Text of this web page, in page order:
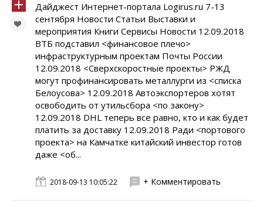
Дайджест Интернет-портала Logirus.ru 7-13
сентября Новости Статьи Выставки и
мероприятия Книги Сервисы Новости 12.09.2018
ВТБ подставил <финансовое плечо>
инфраструктурным проектам Почты России
12.09.2018 <Сверхскоростные проекты> РЖД
могут профинансировать металлурги из <списка
Белоусова> 12.09.2018 Автоэкспортеров хотят
освободить от утильсбора <по закону>
12.09.2018 DHL теперь все равно, кто и как будет
платить за доставку 12.09.2018 Ради <портового
проекта> на Камчатке китайский инвестор готов
даже <об...
2018-09-13 10:05:22 + Комментировать